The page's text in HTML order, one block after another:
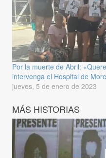
Por la muerte de Abril:
intervenga el Hospital de
jueves, 5 de enero de 2023
MÁS HISTORIAS